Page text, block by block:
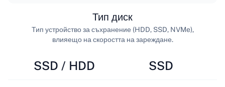
SSD / HDD
Тип диск
Тип устройство за съхранение (HDD, SSD, NVMe),
влияещо на скоростта на зареждане.
SSD